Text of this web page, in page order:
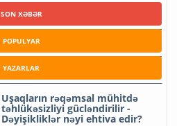
SON XƏBƏR
POPULYAR
YAZARLAR
Uşaqların rəqəmsal mühitdə
təhlükəsizliyi gücləndirilir -
Dəyişikliklər nəyi ehtiva edir?